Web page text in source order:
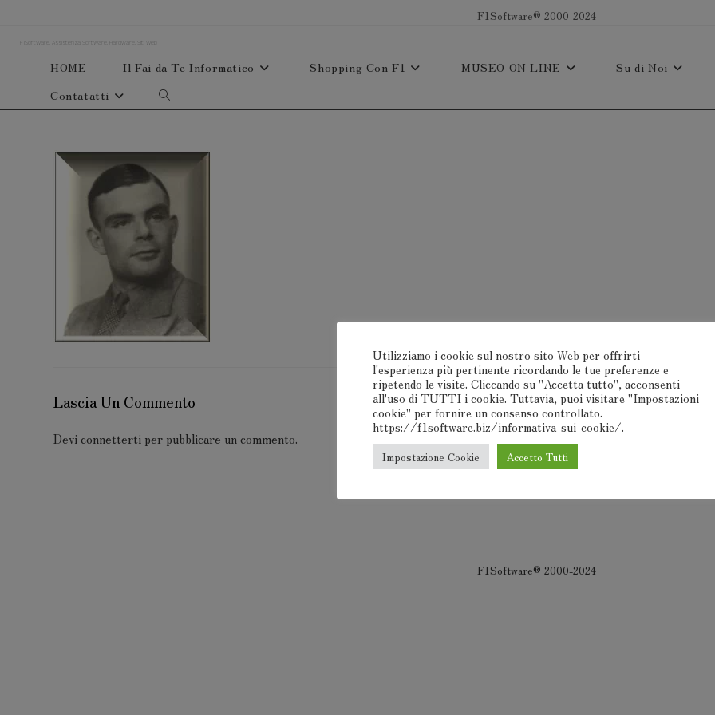
contenuto
F1Software® 2000-2024
F1SoftWare, Assistenza SoftWare, Hardware, Siti Web
HOME Il Fai da Te Informatico Shopping Con F1 MUSEO ON LINE Su di Noi
Contatatti
Attiva/disattiva
ricerca
sul
sito
web
Lascia Un Commento
Deviconnetterti per pubblicare un commento.
F1Software® 2000-2024
Utilizziamo i cookie sul nostro sito Web per offrirti
l'esperienza più pertinente ricordando le tue preferenze e
ripetendo le visite. Cliccando su "Accetta tutto", acconsenti
all'uso di TUTTI i cookie. Tuttavia, puoi visitare "Impostazioni
cookie" per fornire un consenso controllato.
https://f1software.biz/informativa-sui-cookie/.
Impostazione Cookie Accetto Tutti